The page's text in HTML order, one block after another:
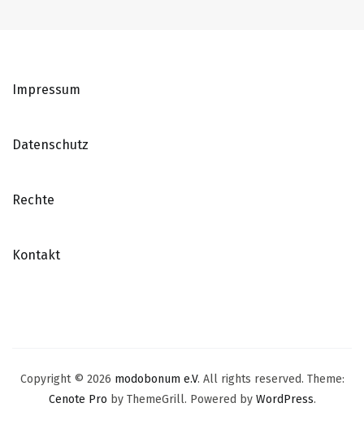
Impressum
Datenschutz
Rechte
Kontakt
Copyright © 2026 modobonum e.V. All rights reserved. Theme:
Cenote Pro by ThemeGrill. Powered by WordPress.